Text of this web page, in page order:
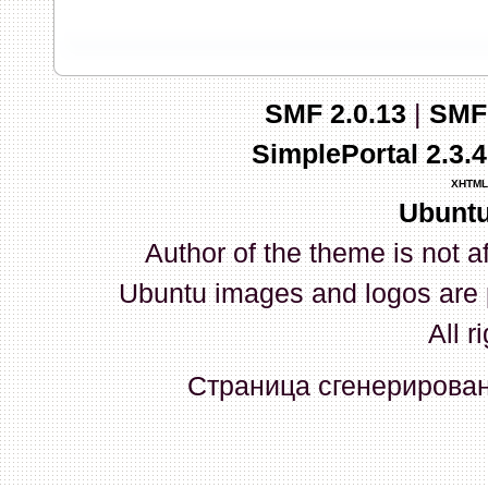
03 Апреля 2026, 10:02:33
whookey:GenKass: с
03 Апреля 2026, 05:22:56
GenKass:По тому же
02 Апреля 2026, 12:56:37
GenKass:Всем доброго
серии (6592) 1-1245, 3-
прошить до 7926, чтобы
Атол 11 видится в системе
SMF 2.0.13|
SimplePortal
XHTML
Author of the theme is not
Ubuntu images and logos
All
Страница